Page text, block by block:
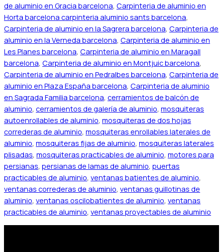
de aluminio en Gracia barcelona, Carpinteria de aluminio en
Horta barcelona carpinteria aluminio sants barcelona,
Carpinteria de aluminio en la Sagrera barcelona, Carpinteria de
aluminio en la Verneda barcelona, Carpinteria de aluminio en
Les Planes barcelona, Carpinteria de aluminio en Maragall
barcelona, Carpinteria de aluminio en Montjuic barcelona,
Carpinteria de aluminio en Pedralbes barcelona, Carpinteria de
aluminio en Plaza España barcelona, Carpinteria de aluminio
en Sagrada Familia barcelona, cerramientos de balcón de
aluminio, cerramientos de galería de aluminio, mosquiteras
autoenrollables de aluminio, mosquiteras de dos hojas
correderas de aluminio, mosquiteras enrollables laterales de
aluminio, mosquiteras fijas de aluminio, mosquiteras laterales
plisadas, mosquiteras practicables de aluminio, motores para
persianas, persianas de lamas de aluminio, puertas
practicables de aluminio, ventanas batientes de aluminio,
ventanas correderas de aluminio, ventanas guillotinas de
aluminio, ventanas oscilobatientes de aluminio, ventanas
practicables de aluminio, ventanas proyectables de aluminio